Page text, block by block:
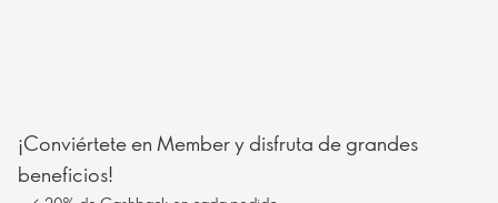
¡Conviértete en Member y disfruta de grandes
beneficios!